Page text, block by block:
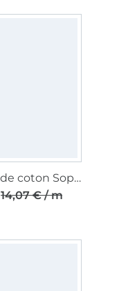
Tissu jersey de coton Sopo, bordeaux
14,07 € / m